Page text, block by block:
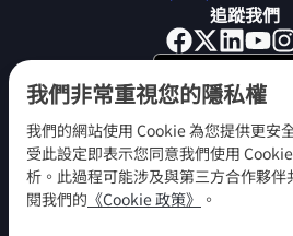
我們非常重視您的隱私權
我們的網站使用 Cookie 為您提供更安
受此設定即表示您同意我們使用
析。此過程可能涉及與第三方合作夥
閱我們的 《Cookie 政策》 。
追蹤我們
NordVPN
參與